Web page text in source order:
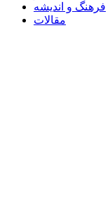
فرهنگ و اندیشه
مقالات